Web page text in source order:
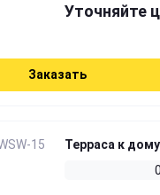
Уточняйте
Заказать
Терраса к дому
0